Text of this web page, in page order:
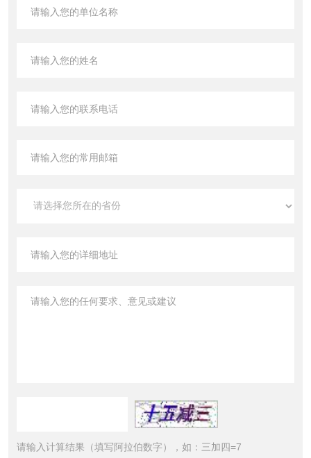
请输入计算结果（填写阿拉伯数字），如：三加四=7